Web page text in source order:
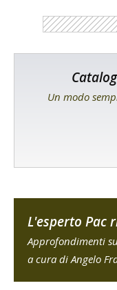
Un modo
L'esperto Pac
Approfondimenti
a cura di Angelo